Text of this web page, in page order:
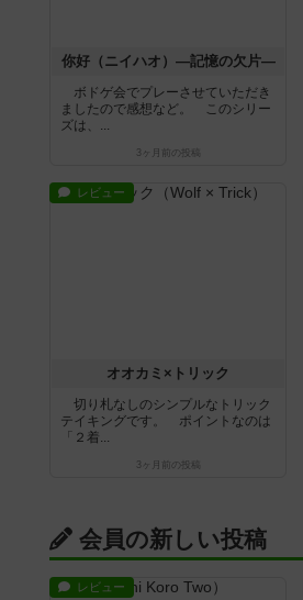
你好（ニイハオ）―記憶の欠片―
ボドゲ会でプレーさせていただき
ましたので感想など。 このシリー
ズは、...
3ヶ月前 の投稿
レビュー
オオカミ×トリック
切り札なしのシンプルなトリック
テイキングです。 ポイントなのは
「２着...
3ヶ月前 の投稿
会員の新しい投稿
レビュー